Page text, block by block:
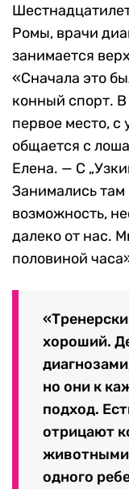
Ромы, врачи
занимается
«Сначала это
конный спорт. В
первое место, с
общается с
Елена. — С
Занимались там
возможность,
далеко от нас.
половиной
хороший.
но они к
подход.
отрицают
одного